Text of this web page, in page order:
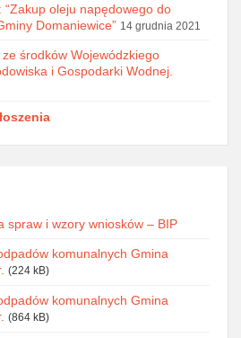
oleju napędowego do
Domaniewice” 14 grudnia 2021
środków Wojewódzkiego
i Gospodarki Wodnej.
spraw i wzory wniosków – BIP
komunalnych Gmina
(224 kB)
komunalnych Gmina
(864 kB)